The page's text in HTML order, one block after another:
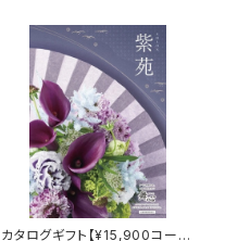
カタログギフト【¥15,900コー